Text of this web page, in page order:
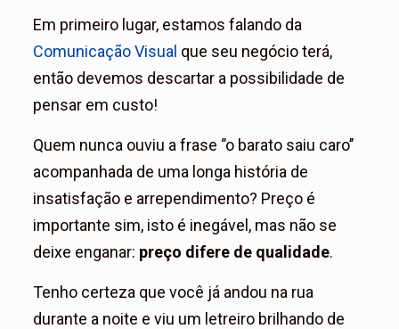
Em primeiro lugar, estamos falando da
Comunicação Visual que seu negócio terá,
então devemos descartar a possibilidade de
pensar em custo!
Quem nunca ouviu a frase ‘’o barato saiu caro’’
acompanhada de uma longa história de
insatisfação e arrependimento? Preço é
importante sim, isto é inegável, mas não se
deixe enganar: preço difere de qualidade.
Tenho certeza que você já andou na rua
durante a noite e viu um letreiro brilhando de